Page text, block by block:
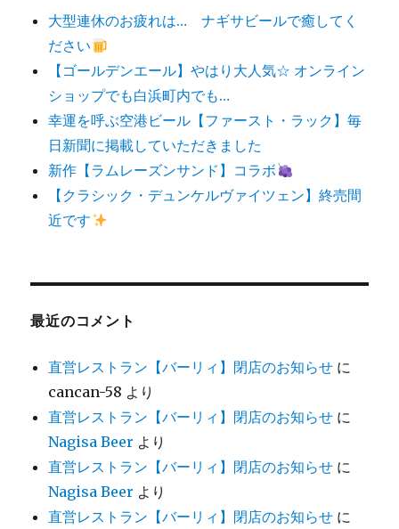
大型連休のお疲れは… ナギサビールで癒してく
ださい
【ゴールデンエール】やはり大人気☆ オンライン
ショップでも白浜町内でも…
幸運を呼ぶ空港ビール【ファースト・ラック】毎
日新聞に掲載していただきました
新作【ラムレーズンサンド】コラボ
【クラシック・デュンケルヴァイツェン】終売間
近です
最近のコメント
直営レストラン【バーリィ】閉店のお知らせ に
cancan-58 より
直営レストラン【バーリィ】閉店のお知らせ に
Nagisa Beer より
直営レストラン【バーリィ】閉店のお知らせ に
Nagisa Beer より
直営レストラン【バーリィ】閉店のお知らせ に